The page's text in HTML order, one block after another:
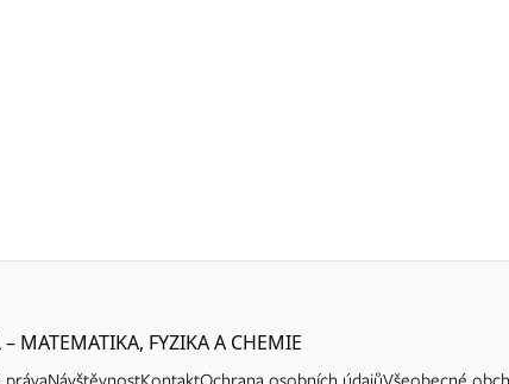
MATEMATIKA, FYZIKA A CHEMIE